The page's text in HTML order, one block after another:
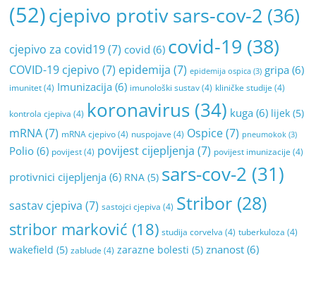
(52)cjepivo protiv sars-cov-2 (36)
cjepivo za covid19(7) covid (6) covid-19 (38)
COVID-19 cjepivo (7) epidemija (7) epidemija ospica (3) gripa (6)
imunitet(4) Imunizacija (6) imunološki sustav(4) kliničke studije (4)
kontrola cjepiva (4) koronavirus (34) kuga (6) lijek (5)
mRNA(7) mRNA cjepivo(4) nuspojave (4) Ospice(7) pneumokok (3)
Polio (6) povijest(4) povijest cijepljenja (7) povijest imunizacije (4)
protivnici cijepljenja (6) RNA (5) sars-cov-2 (31)
sastav cjepiva (7) sastojci cjepiva (4) Stribor (28)
stribor marković (18) studija corvelva (4) tuberkuloza (4)
wakefield (5) zablude (4) zarazne bolesti (5) znanost (6)